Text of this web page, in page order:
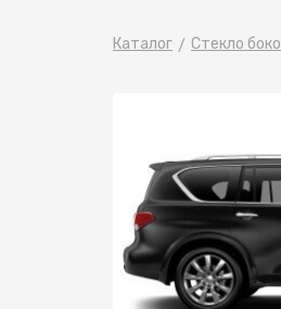
Каталог Стекло